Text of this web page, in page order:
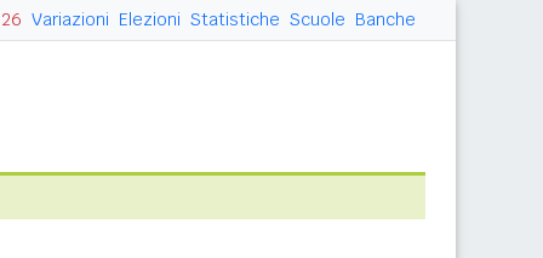
Variazioni Elezioni Statistiche Scuole Banche